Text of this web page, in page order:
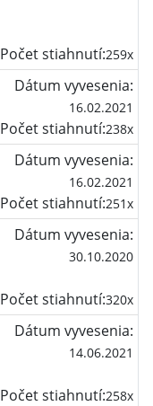
Počet stiahnutí:259x
Dátum vyvesenia:
16.02.2021
Počet stiahnutí:238x
Dátum vyvesenia:
16.02.2021
Počet stiahnutí:251x
Dátum vyvesenia:
30.10.2020
Počet stiahnutí:320x
Dátum vyvesenia:
14.06.2021
Počet stiahnutí:258x